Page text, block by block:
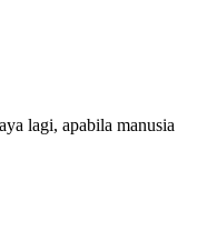
lagi, apabila manusia